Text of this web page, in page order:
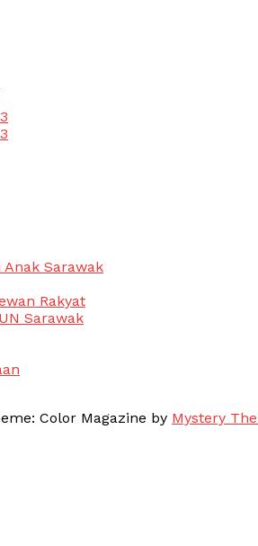
Sarawak
Rakyat
Sarawak
Color Magazine by Mystery